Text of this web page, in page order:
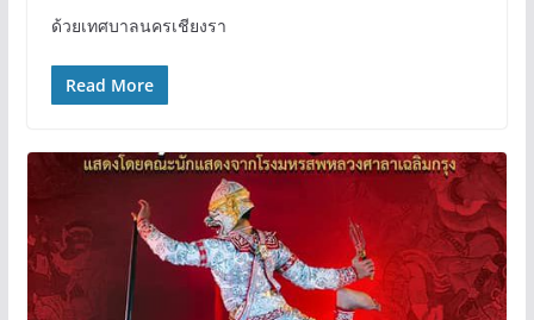
ด้วยเทศบาลนครเชียงรา
Read More